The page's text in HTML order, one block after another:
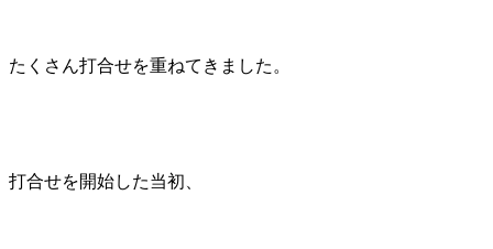
たくさん打合せを重ねてきました。
打合せを開始した当初、